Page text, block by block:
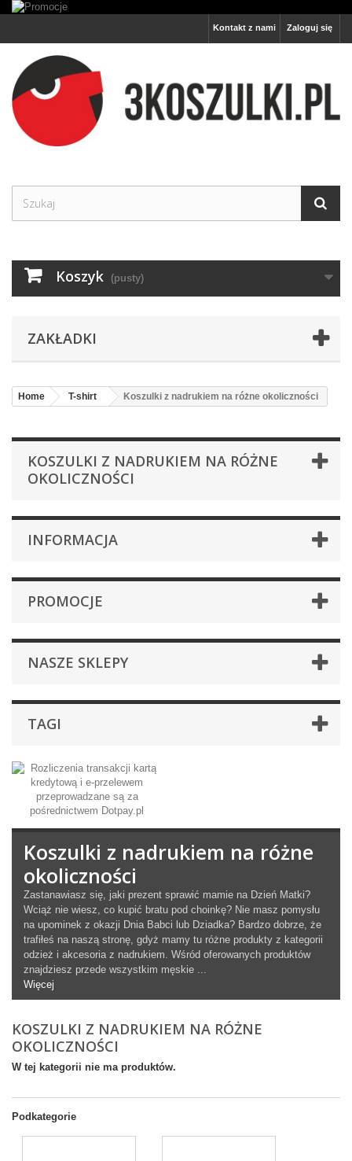
Zaloguj się
Kontakt z nami
Koszyk (pusty)
ZAKŁADKI
Home T-shirt Koszulki z nadrukiem na różne okoliczności
KOSZULKI Z NADRUKIEM NA RÓŻNE
OKOLICZNOŚCI
INFORMACJA
PROMOCJE
NASZE SKLEPY
TAGI
Koszulki z nadrukiem na różne
okoliczności
Zastanawiasz się, jaki prezent sprawić mamie na Dzień Matki?
Wciąż nie wiesz, co kupić bratu pod choinkę? Nie masz pomysłu
na upominek z okazji Dnia Babci lub Dziadka? Bardzo dobrze, że
trafiłeś na naszą stronę, gdyż mamy tu różne produkty z kategorii
odzież i akcesoria z nadrukiem. Wśród oferowanych produktów
znajdziesz przede wszystkim męskie ...
Więcej
KOSZULKI Z NADRUKIEM NA RÓŻNE
OKOLICZNOŚCI
W tej kategorii nie ma produktów.
Podkategorie